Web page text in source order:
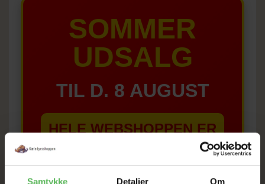
Samtykke Detaljer Om
SOMMER
UDSALG
TIL D. 8 AUGUST
HELE WEBSHOPPEN ER